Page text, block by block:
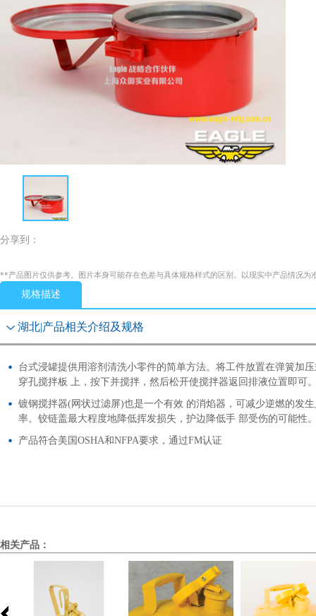
分享到：
**产品图片仅供参考。图片本身可能存在色差与具体规格样式的区别。以现实中产品情况为
规格描述
湖北|产品相关介绍及规格
台式浸罐提供用溶剂清洗小零件的简单方法。将工件放置在弹簧加
穿孔搅拌板 上，按下并搅拌，然后松开使搅拌器返回排液位置即可
镀钢搅拌器(网状过滤屏)也是一个有效 的消焰器，可减少逆燃的发
率。铰链盖最大程度地降低挥发损失，护边降低手 部受伤的可能性
产品符合美国OSHA和NFPA要求，通过FM认证
相关产品：